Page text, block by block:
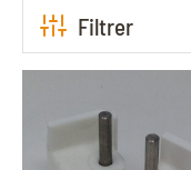
Filtrer